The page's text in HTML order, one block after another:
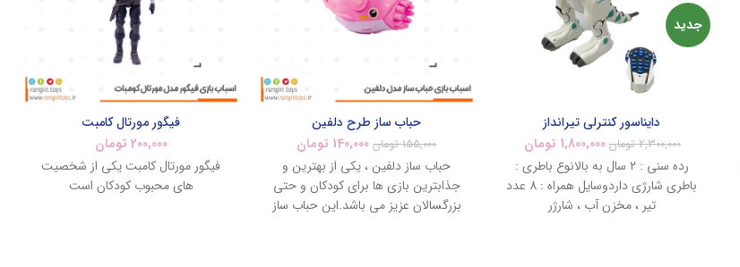
جدید
دایناسور کنترلی تیرانداز
2,300,000 تومان 1,800,000 تومان
رده سنی : 2 سال به بالانوع باطری :
باطری شارژی داردوسایل همراه : 8 عدد
تیر ، مخزن آب ، شارژر
حباب ساز طرح دلفین
155,000 تومان 140,000 تومان
حباب ساز دلفین ، یکی از بهترین و
جذابترین بازی ها برای کودکان و حتی
بزرگسالان عزیز می باشد.این حباب ساز
فیگور مورتال کامبت
200,000 تومان
فیگور مورتال کامبت یکی از شخصیت
های محبوب کودکان است